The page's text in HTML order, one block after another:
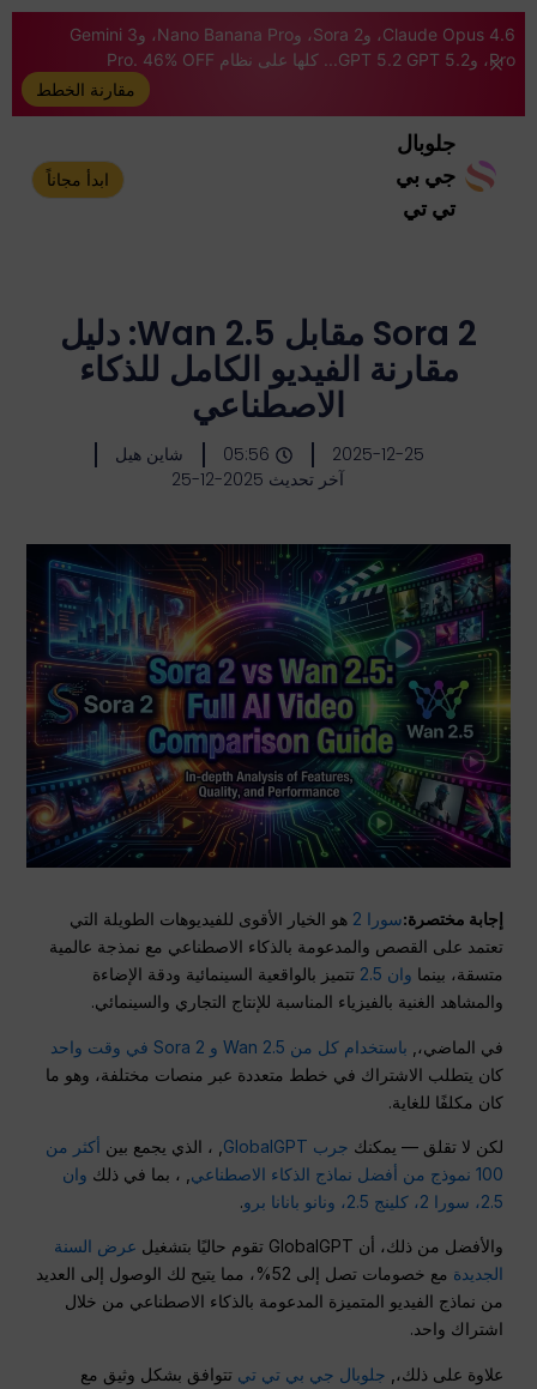
Claude Opus 4.6، وSora 2، وNano Banana Pro، وGemini 3
Pro، وGPT 5.2 GPT 5.2... كلها على نظام Pro. 46% OFF
مقارنة الخطط
جلوبال
جي بي
تي تي
ابدأ مجاناً
Sora 2 مقابل Wan 2.5: دليل
مقارنة الفيديو الكامل للذكاء
الاصطناعي
2025-12-25
05:56
شاين هيل
آخر تحديث 2025-12-25
إجابة مختصرة:سورا 2
هو الخيار الأقوى للفيديوهات الطويلة التي
تعتمد على القصص والمدعومة بالذكاء الاصطناعي مع نمذجة عالمية
متسقة، بينما وان 2.5
تتميز بالواقعية السينمائية ودقة الإضاءة
والمشاهد الغنية بالفيزياء المناسبة للإنتاج التجاري والسينمائي.
في الماضي،, باستخدام كل من Wan 2.5 و Sora 2 في وقت واحد
كان يتطلب الاشتراك في خطط متعددة عبر منصات مختلفة، وهو ما
كان مكلفًا للغاية.
لكن لا تقلق — يمكنك جرب GlobalGPT , ، الذي يجمع بين أكثر من
100 نموذج من أفضل نماذج الذكاء الاصطناعي
, ، بما في ذلك وان
2.5، سورا 2، كلينج 2.5، ونانو بانانا برو
.
والأفضل من ذلك، أن GlobalGPT تقوم حاليًا بتشغيل
عرض السنة
الجديدة
مع خصومات تصل إلى 52%، مما يتيح لك الوصول إلى العديد
من نماذج الفيديو المتميزة المدعومة بالذكاء الاصطناعي من خلال
اشتراك واحد.
علاوة على ذلك،, جلوبال جي بي تي تي تتوافق بشكل وثيق مع